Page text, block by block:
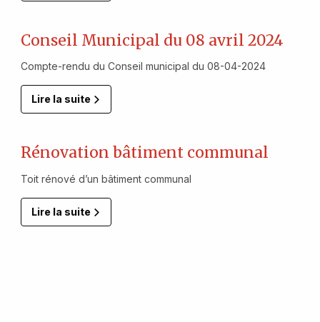
Conseil Municipal du 08 avril 2024
Compte-rendu du Conseil municipal du 08-04-2024
Lire la suite
Rénovation bâtiment communal
Toit rénové d’un bâtiment communal
Lire la suite